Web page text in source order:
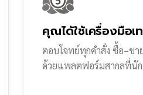
คุณได้ใช้เครื่องมือเ
ตอบโจทย์ทุกคำสั่ง ซื้อ–ขา
ด้วยแพลตฟอร์มสากลที่นัก